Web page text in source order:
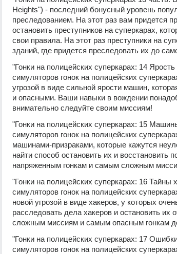
Heights") - последний бонусный уровень
преследованием. На этот раз вам придется
остановить преступников на суперкарах,
свои правила. На этот раз преступники на
зданий, где придется преследовать их до
"Гонки на полицейских суперкарах: 14
симуляторов гонок на полицейских
угрозой в виде сильной ярости машин,
и опасными. Ваши навыки в вождении
внимательно следуйте своим миссиям!
"Гонки на полицейских суперкарах: 15
симуляторов гонок на полицейских
машинами-призраками, которые кажутся
найти способ остановить их и восстановить
напряженным гонкам и самым сложным
"Гонки на полицейских суперкарах: 16 Тайны
симуляторов гонок на полицейских
новой угрозой в виде хакеров, у которых
расследовать дела хакеров и остановить их
сложным миссиям и самым опасным гонкам
"Гонки на полицейских суперкарах: 17
симуляторов гонок на полицейских